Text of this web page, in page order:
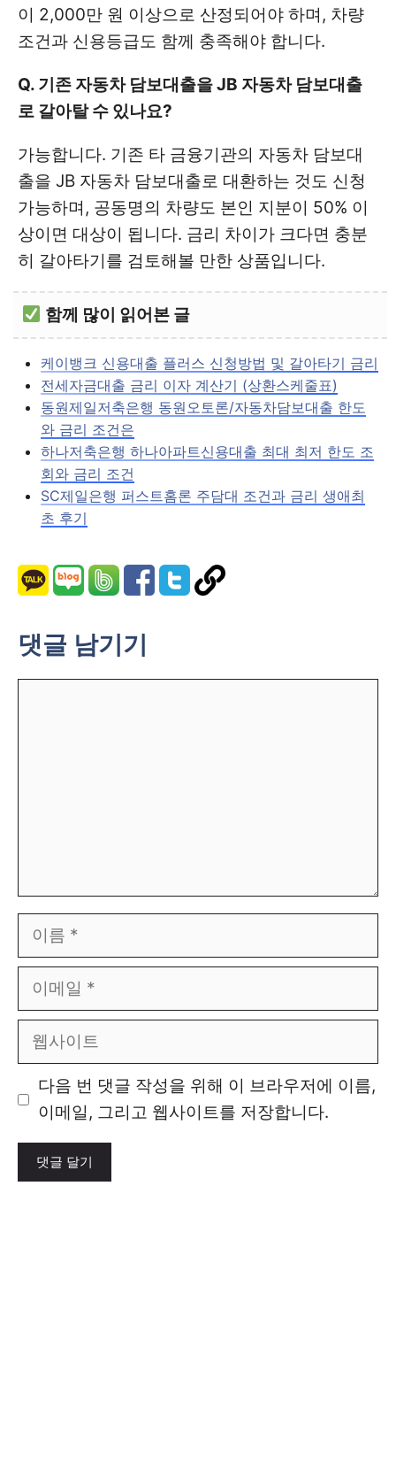
이 2,000만 원 이상으로 산정되어야 하며, 차량
조건과 신용등급도 함께 충족해야 합니다.
Q. 기존 자동차 담보대출을 JB 자동차 담보대출
로 갈아탈 수 있나요?
가능합니다. 기존 타 금융기관의 자동차 담보대
출을 JB 자동차 담보대출로 대환하는 것도 신청
가능하며, 공동명의 차량도 본인 지분이 50% 이
상이면 대상이 됩니다. 금리 차이가 크다면 충분
히 갈아타기를 검토해볼 만한 상품입니다.
함께 많이 읽어본 글
케이뱅크 신용대출 플러스 신청방법 및 갈아타기 금리
전세자금대출 금리 이자 계산기 (상환스케줄표)
동원제일저축은행 동원오토론/자동차담보대출 한도
와 금리 조건은
하나저축은행 하나아파트신용대출 최대 최저 한도 조
회와 금리 조건
SC제일은행 퍼스트홈론 주담대 조건과 금리 생애최
초 후기
댓글 남기기
름
메
사
트
다음 번 댓글 작성을 위해 이 브라우저에 이름,
이메일, 그리고 웹사이트를 저장합니다.